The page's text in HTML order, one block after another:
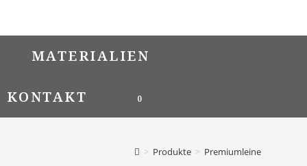
MATERIALIEN
KONTAKT 0
> Produkte > Premiumleine